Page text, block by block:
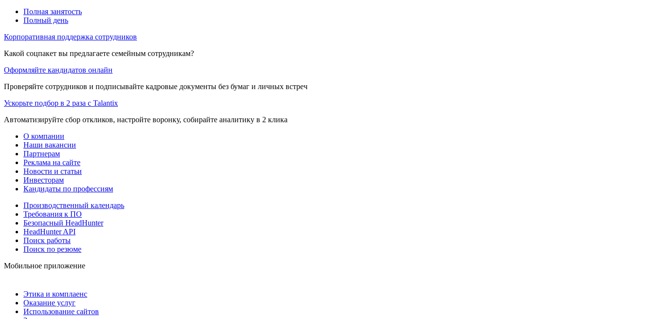
Полная занятость
Полный день
Корпоративная поддержка сотрудников
Какой соцпакет вы предлагаете семейным сотрудникам?
Оформляйте кандидатов онлайн
Проверяйте сотрудников и подписывайте кадровые документы без бумаг и личных встреч
Ускорьте подбор в 2 раза с Talantix
Автоматизируйте сбор откликов, настройте воронку, собирайте аналитику в 2 клика
О компании
Наши вакансии
Партнерам
Реклама на сайте
Новости и статьи
Инвесторам
Кандидаты по профессиям
Производственный календарь
Требования к ПО
Безопасный HeadHunter
HeadHunter API
Поиск работы
Поиск по резюме
Мобильное приложение
Этика и комплаенс
Оказание услуг
Использование сайтов